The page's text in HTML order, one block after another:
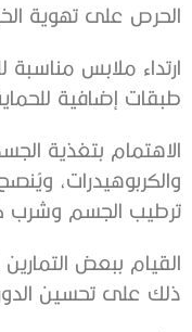
الحرص على تهوية
ارتداء ملابس
طبقات إضافية
الاهتمام بتغذية
والكربوهيدرات،
ترطيب الجسم وشرب
القيام ببعض
ذلك على تحسين